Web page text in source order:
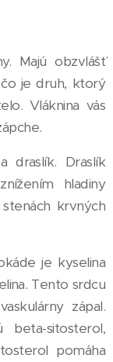
Majú obzvlášť
je druh, ktorý
Vláknina vás
draslík. Draslík
hladiny
krvných
je kyselina
Tento srdcu
zápal.
sitosterol,
pomáha